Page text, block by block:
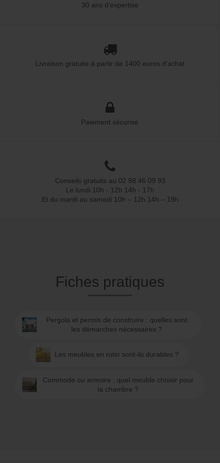
30 ans d’expertise
Livraison gratuite à partir de 1400 euros d’achat
Paiement sécurisé
Conseils gratuits au 02 98 46 09 93
Le lundi 10h - 12h 14h - 17h
Et du mardi au samedi 10h – 12h 14h – 19h
Fiches pratiques
Pergola et permis de construire : quelles sont
les démarches nécessaires ?
Les meubles en rotin sont-ils durables ?
Commode ou armoire : quel meuble choisir pour
la chambre ?